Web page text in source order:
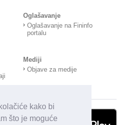
kako bi
što je moguće
Oglašavanje
Oglašavanje na Fininfo
portalu
Mediji
Objave za medije